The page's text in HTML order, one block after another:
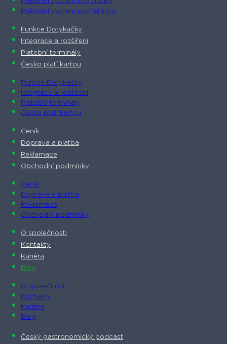
Pokladní systém pro služby
Pokladní systém pro řetězce
Funkce Dotykačky
Integrace a rozšíření
Platební terminály
Česko platí kartou
Funkce Dotykačky
Integrace a rozšíření
Platební terminály
Česko platí kartou
Ceník
Doprava a platba
Reklamace
Obchodní podmínky
Ceník
Doprava a platba
Reklamace
Obchodní podmínky
O společnosti​
Kontakty
Kariéra
Blog
O společnosti​
Kontakty
Kariéra
Blog
Český gastronomický podcast​